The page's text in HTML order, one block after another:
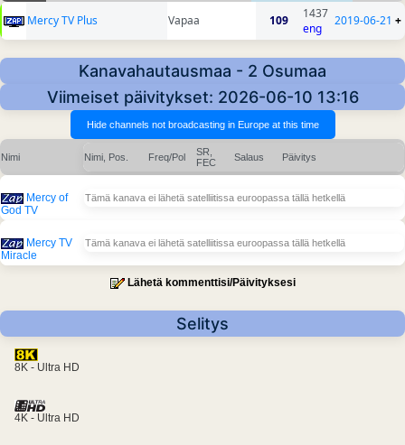
Mercy TV Plus Vapaa 109
1437
eng
2019-06-21 +
Kanavahautausmaa - 2 Osumaa
Viimeiset päivitykset: 2026-06-10 13:16
Nimi Nimi, Pos. Freq/Pol
SR,
FEC
Salaus Päivitys
Mercy of
God TV
Tämä kanava ei lähetä satelliitissa euroopassa tällä hetkellä
Mercy TV
Miracle
Tämä kanava ei lähetä satelliitissa euroopassa tällä hetkellä
Lähetä kommenttisi/Päivityksesi
Selitys
8K - Ultra HD
4K - Ultra HD